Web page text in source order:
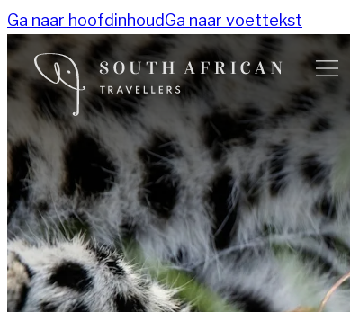
Ga naar hoofdinhoudGa naar voettekst